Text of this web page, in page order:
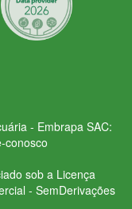
- Embrapa SAC:
conosco
sob a Licença
- SemDerivações